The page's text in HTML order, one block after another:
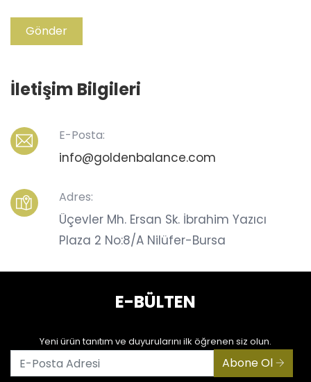
Gönder
İletişim Bilgileri
E-Posta:
info@goldenbalance.com
Adres:
Üçevler Mh. Ersan Sk. İbrahim Yazıcı
Plaza 2 No:8/A Nilüfer-Bursa
E-BÜLTEN
Yeni ürün tanıtım ve duyurularını ilk öğrenen siz olun.
Abone Ol